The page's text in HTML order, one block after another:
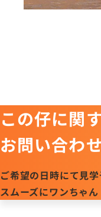
この仔に関
お問い合わ
ご希望の日時にて見
スムーズにワンちゃ